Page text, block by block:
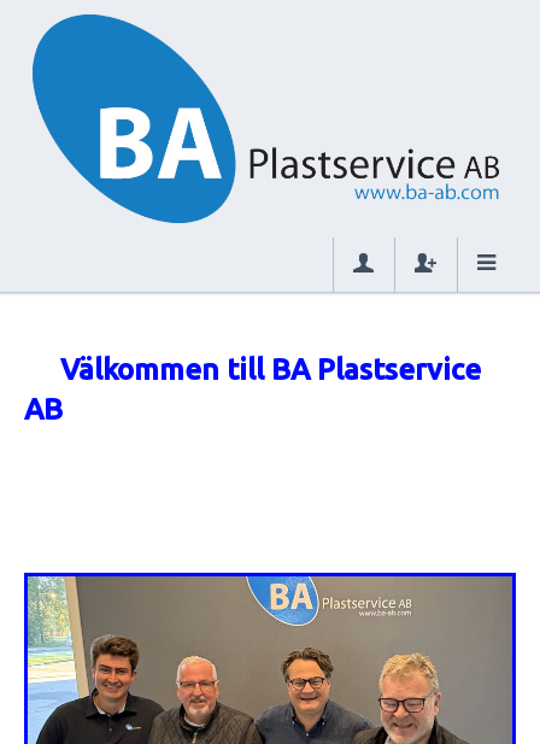
Välkommen till BA Plastservice
AB